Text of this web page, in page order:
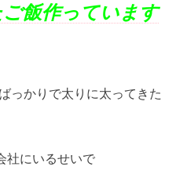
飯作っています
っかりで太りに太ってきた
社にいるせいで